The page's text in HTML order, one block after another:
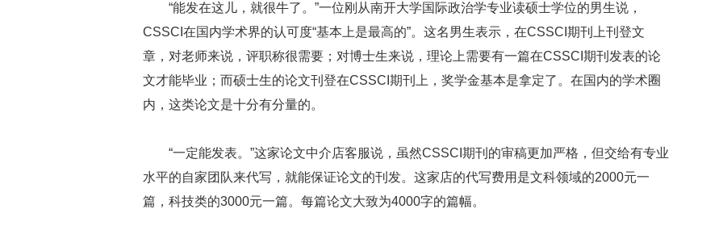
“能发在这儿，就很牛了。”一位刚从南开大学国际政治学专业读硕士学位的男生说，
CSSCI在国内学术界的认可度“基本上是最高的”。这名男生表示，在CSSCI期刊上刊登文
章，对老师来说，评职称很需要；对博士生来说，理论上需要有一篇在CSSCI期刊发表的论
文才能毕业；而硕士生的论文刊登在CSSCI期刊上，奖学金基本是拿定了。在国内的学术圈
内，这类论文是十分有分量的。
“一定能发表。”这家论文中介店客服说，虽然CSSCI期刊的审稿更加严格，但交给有专业
水平的自家团队来代写，就能保证论文的刊发。这家店的代写费用是文科领域的2000元一
篇，科技类的3000元一篇。每篇论文大致为4000字的篇幅。